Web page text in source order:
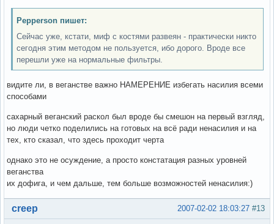
Pepperson пишет:
Сейчас уже, кстати, миф с костями развеян - практически никто
сегодня этим методом не пользуется, ибо дорого. Вроде все
перешли уже на нормальные фильтры.
видите ли, в веганстве важно НАМЕРЕНИЕ избегать насилия всеми
способами
сахарный веганский раскол был вроде бы смешон на первый взгляд,
но люди четко поделились на готовых на всё ради ненасилия и на
тех, кто сказал, что здесь проходит черта
однако это не осуждение, а просто констатация разных уровней
веганства
их дофига, и чем дальше, тем больше возможностей ненасилия:)
Вне форума #13
2007-02-02 18:03:27
creep